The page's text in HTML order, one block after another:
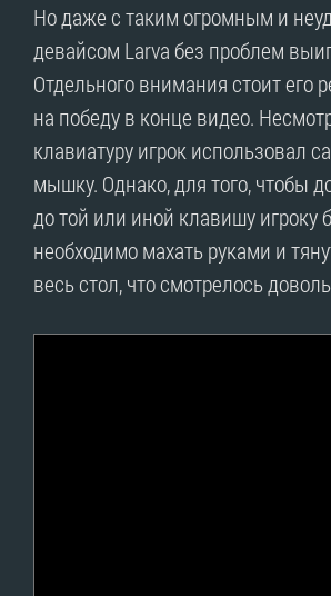
Но даже с таким огромным и
девайсом Larva без проблем
Отдельного внимания стоит его
на победу в конце видео.
клавиатуру игрок использовал
мышку. Однако, для того, чтобы
до той или иной клавишу игроку
необходимо махать руками и
весь стол, что смотрелось